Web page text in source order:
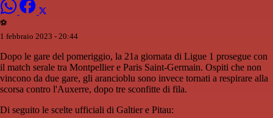
⚽️
1 febbraio 2023 - 20:44
Dopo le gare del pomeriggio, la 21a giornata di Ligue 1 prosegue con
il match serale tra Montpellier e Paris Saint-Germain. Ospiti che non
vincono da due gare, gli arancioblu sono invece tornati a respirare alla
scorsa contro l'Auxerre, dopo tre sconfitte di fila.
Di seguito le scelte ufficiali di Galtier e Pitau: